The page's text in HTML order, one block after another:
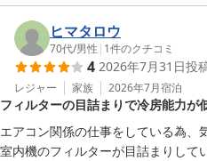
ヒマタロウ
70代/男性 | 1件のクチコミ
4 2026年7月31日投
レジャー 家族 2026年7月宿泊
フィルターの目詰まりで冷房能力が
エアコン関係の仕事をしている為、
室内機のフィルターが目詰まりして